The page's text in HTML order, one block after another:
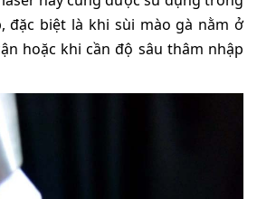
đặc biệt là khi sùi mào gà nằm ở
hoặc khi cần độ sâu thâm nhập